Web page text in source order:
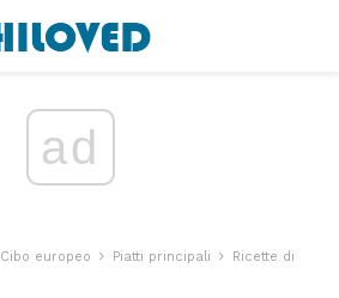
ad
Cibo europeo Piatti principali
Ricette di